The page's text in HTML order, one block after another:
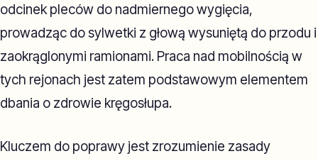
odcinek pleców do nadmiernego wygięcia,
prowadząc do sylwetki z głową wysuniętą do przodu i
zaokrąglonymi ramionami. Praca nad mobilnością w
tych rejonach jest zatem podstawowym elementem
dbania o zdrowie kręgosłupa.
Kluczem do poprawy jest zrozumienie zasady